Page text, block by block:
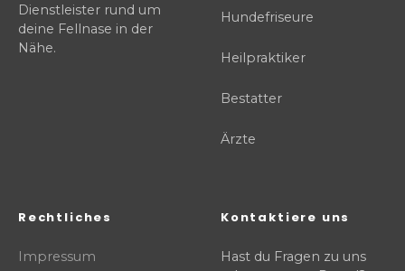
Dienstleister rund um
deine Fellnase in der
Nähe.
Hundefriseure
Heilpraktiker
Bestatter
Ärzte
Rechtliches
Impressum
Kontaktiere uns
Hast du Fragen zu uns